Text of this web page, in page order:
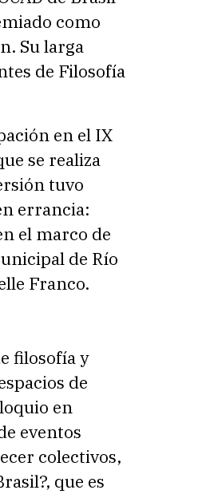
como
Su larga
de Filosofía
en el IX
se realiza
tuvo
errancia:
el marco de
de Río
Franco.
filosofía y
de
en
eventos
colectivos,
que es